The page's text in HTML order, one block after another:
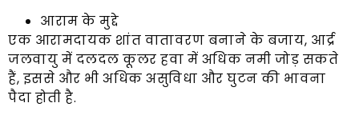
आराम के मुद्दे
एक आरामदायक शांत वातावरण बनाने के बजाय, आर्द्र
जलवायु में दलदल कूलर हवा में अधिक नमी जोड़ सकते
हैं, इससे और भी अधिक असुविधा और घुटन की भावना
पैदा होती है.